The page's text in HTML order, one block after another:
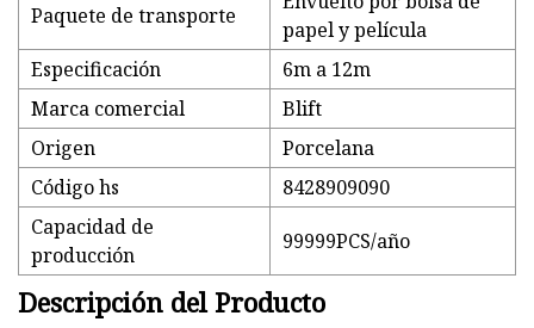
Paquete de transporte
papel y película
Especificación
6m a 12m
Marca comercial
Blift
Origen
Porcelana
Código hs
8428909090
Capacidad de
producción
99999PCS/año
Descripción del Producto